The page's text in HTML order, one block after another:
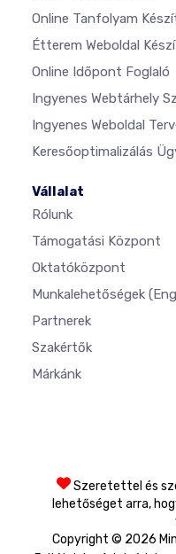
Online Tanfolyam
Étterem Weboldal
Online Időpont Foglaló
Ingyenes Webtárhely
Ingyenes Weboldal
Keresőoptimalizálás
Vállalat
Rólunk
Támogatási Központ
Oktatóközpont
Munkalehetőségek
Partnerek
Szakértők
Márkánk
Szeretettel és
lehetőséget arra,
Copyright © 2026